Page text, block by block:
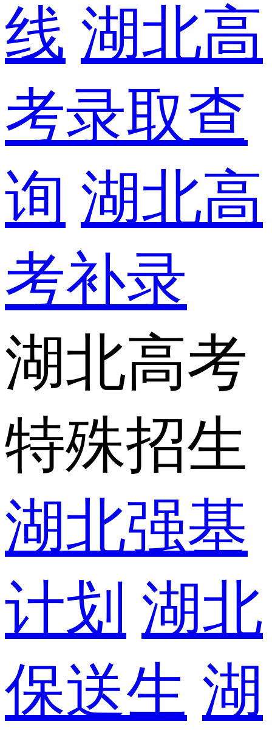
线 湖北高
考录取查
询 湖北高
考补录
湖北高考
特殊招生
湖北强基
计划 湖北
保送生 湖